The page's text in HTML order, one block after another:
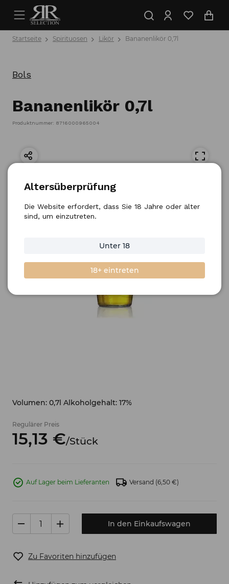
Startseite Spirituosen Likör Bananenlikör 0,7l
Bols
Bananenlikör 0,7l
Produktnummer: 8716000965004
Volumen: 0,7l Alkoholgehalt: 17%
Regulärer Preis
15,13 €/Stück
Auf Lager beim Lieferanten Versand (6,50 €)
In den Einkaufswagen
Zu Favoriten hinzufügen
Altersüberprüfung
Die Website erfordert, dass Sie 18 Jahre oder älter
sind, um einzutreten.
Unter 18
18+ eintreten